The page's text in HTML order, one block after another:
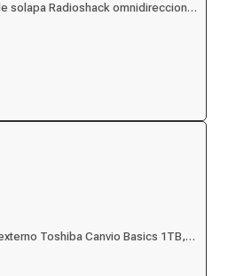
solapa Radioshack omnidireccional
1.5 metros
Toshiba Canvio Basics 1TB,
Laptop y MacBook